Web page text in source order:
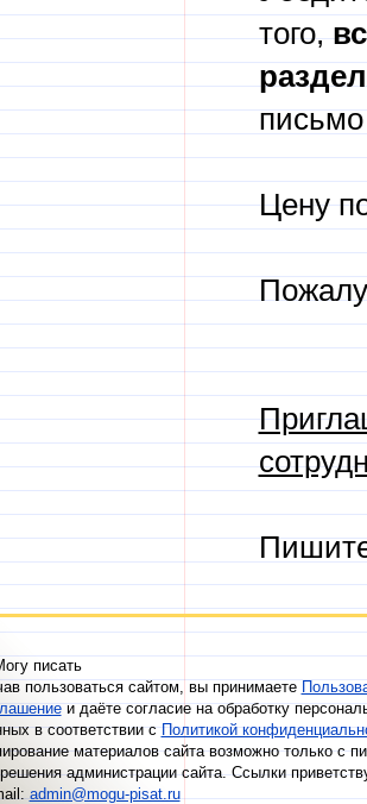
того,в
письмо
Цену
писать
пользоваться сайтом, вы принимаете
и даёте согласие на обработку
в соответствии сПолитикой
материалов сайта возможно только с
администрации сайта. Ссылки
admin@mogu-pisat.ru